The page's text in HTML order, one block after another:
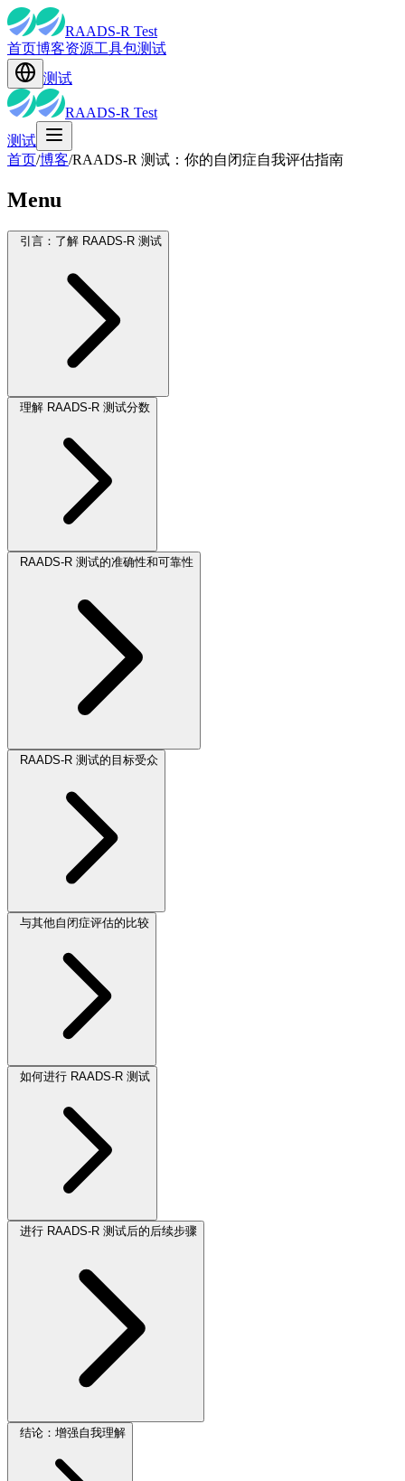
RAADS-R Test
首页博客资源工具包测试
测试
RAADS-R Test
测试
首页/博客/RAADS-R 测试：你的自闭症自我评估指南
Menu
引言：了解 RAADS-R 测试
理解 RAADS-R 测试分数
RAADS-R 测试的准确性和可靠性
RAADS-R 测试的目标受众
与其他自闭症评估的比较
如何进行 RAADS-R 测试
进行 RAADS-R 测试后的后续步骤
结论：增强自我理解